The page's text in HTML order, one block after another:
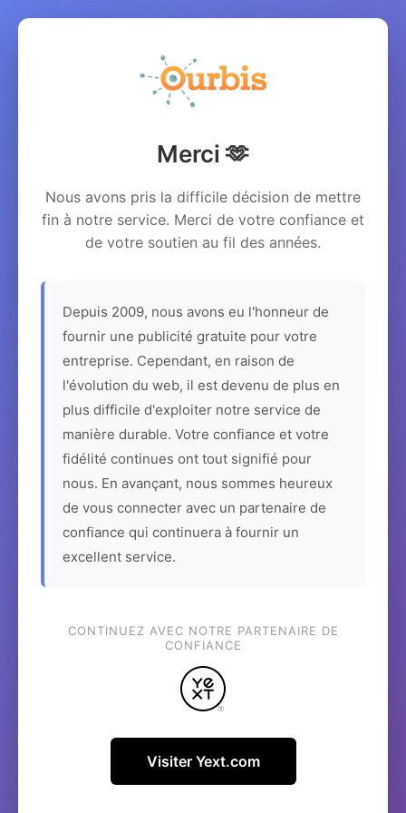
Merci 🫶
Nous avons pris la difficile décision de mettre
fin à notre service. Merci de votre confiance et
de votre soutien au fil des années.
Depuis 2009, nous avons eu l'honneur de
fournir une publicité gratuite pour votre
entreprise. Cependant, en raison de
l'évolution du web, il est devenu de plus en
plus difficile d'exploiter notre service de
manière durable. Votre confiance et votre
fidélité continues ont tout signifié pour
nous. En avançant, nous sommes heureux
de vous connecter avec un partenaire de
confiance qui continuera à fournir un
excellent service.
CONTINUEZ AVEC NOTRE PARTENAIRE DE
CONFIANCE
Visiter Yext.com